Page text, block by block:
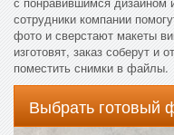
сотрудники компании
фото и сверстают макеты
изготовят, заказ соберут и
поместить снимки в файлы.
Выбрать готовый